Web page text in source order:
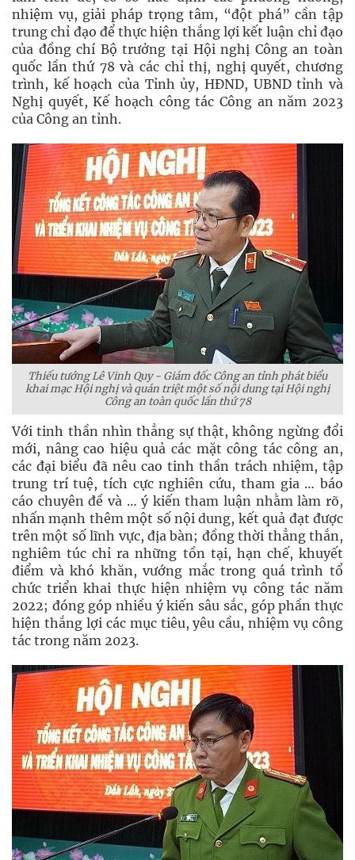
nhiệm vụ, giải pháp trọng tâm, “đột phá” cần tập
trung chỉ đạo để thực hiện thắng lợi kết luận chỉ đạo
của đồng chí Bộ trưởng tại Hội nghị Công an toàn
quốc lần thứ 78 và các chỉ thị, nghị quyết, chương
trình, kế hoạch của Tỉnh ủy, HĐND, UBND tỉnh và
Nghị quyết, Kế hoạch công tác Công an năm 2023
của Công an tỉnh.
Thiếu tướng Lê Vinh Quy - Giám đốc Công an tỉnh phát biểu
khai mạc Hội nghị và quán triệt một số nội dung tại Hội nghị
Công an toàn quốc lần thứ 78
Với tinh thần nhìn thẳng sự thật, không ngừng đổi
mới, nâng cao hiệu quả các mặt công tác công an,
các đại biểu đã nêu cao tinh thần trách nhiệm, tập
trung trí tuệ, tích cực nghiên cứu, tham gia … báo
cáo chuyên đề và … ý kiến tham luận nhằm làm rõ,
nhấn mạnh thêm một số nội dung, kết quả đạt được
trên một số lĩnh vực, địa bàn; đồng thời thẳng thắn,
nghiêm túc chỉ ra những tồn tại, hạn chế, khuyết
điểm và khó khăn, vướng mắc trong quá trình tổ
chức triển khai thực hiện nhiệm vụ công tác năm
2022; đóng góp nhiều ý kiến sâu sắc, góp phần thực
hiện thắng lợi các mục tiêu, yêu cầu, nhiệm vụ công
tác trong năm 2023.